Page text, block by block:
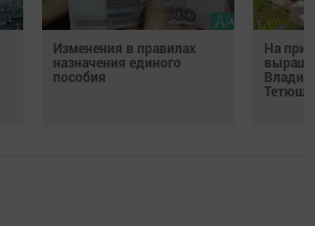
Изменения в правилах
назначения единого
пособия
На
Тетюш